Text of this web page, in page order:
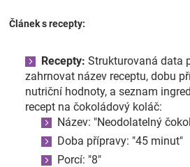
Článek s recepty:
Recepty: Strukturovaná data
zahrnovat název receptu, dobu
nutriční hodnoty, a seznam
recept na čokoládový koláč:
Název: "Neodolatelný
Doba přípravy: "45 minut"
Porcí: "8"